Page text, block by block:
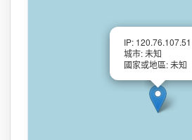
IP: 120.76.107.51
城市: 未知
國家或地區: 未知